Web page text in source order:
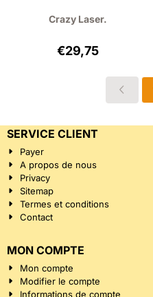
Crazy Laser.
Prix: 29,75, hors
€29,75
SERVICE CLIENT
Payer
A propos de nous
Privacy
Sitemap
Termes et conditions
Contact
MON COMPTE
Mon compte
Modifier le compte
Informations de compte